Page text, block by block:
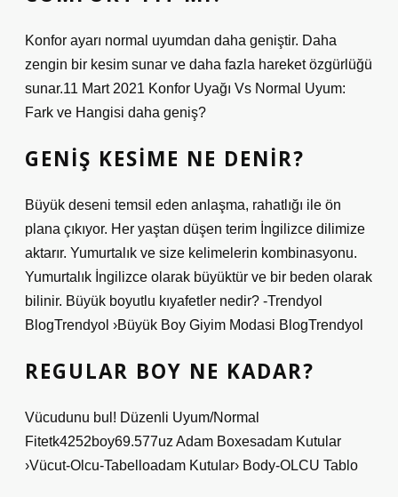
Konfor ayarı normal uyumdan daha geniştir. Daha
zengin bir kesim sunar ve daha fazla hareket özgürlüğü
sunar.11 Mart 2021 Konfor Uyağı Vs Normal Uyum:
Fark ve Hangisi daha geniş?
GENIŞ KESIME NE DENIR?
Büyük deseni temsil eden anlaşma, rahatlığı ile ön
plana çıkıyor. Her yaştan düşen terim İngilizce dilimize
aktarır. Yumurtalık ve size kelimelerin kombinasyonu.
Yumurtalık İngilizce olarak büyüktür ve bir beden olarak
bilinir. Büyük boyutlu kıyafetler nedir? -Trendyol
BlogTrendyol ›Büyük Boy Giyim Modasi BlogTrendyol
REGULAR BOY NE KADAR?
Vücudunu bul! Düzenli Uyum/Normal
Fitetk4252boy69.577uz Adam Boxesadam Kutular
›Vücut-Olcu-Tabelloadam Kutular› Body-OLCU Tablo